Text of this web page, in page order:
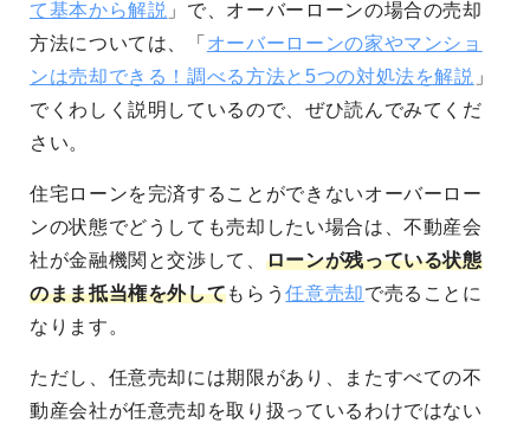
て基本から解説 」で、オーバーローンの場合の売却
方法については、「 オーバーローンの家やマンショ
ンは売却できる！調べる方法と5つの対処法を解説 」
でくわしく説明しているので、ぜひ読んでみてくだ
さい。
住宅ローンを完済することができないオーバーロー
ンの状態でどうしても売却したい場合は、不動産会
社が金融機関と交渉して、 ローンが残っている状態
のまま抵当権を外してもらう任意売却で売ることに
なります。
ただし、任意売却には期限があり、またすべての不
動産会社が任意売却を取り扱っているわけではない